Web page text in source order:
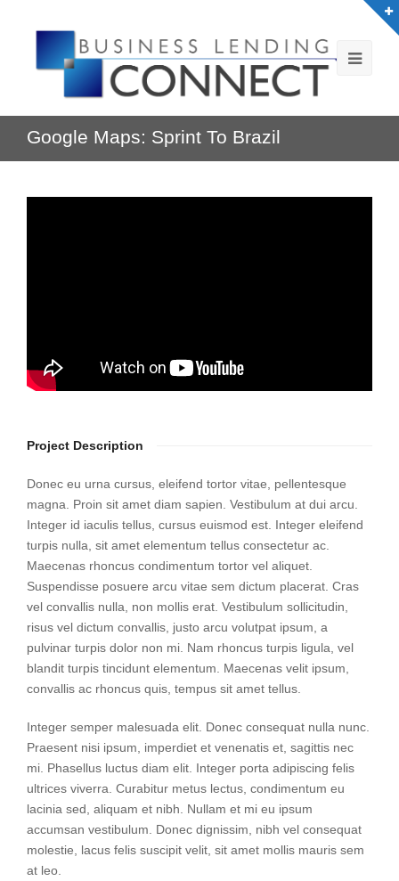
Google Maps: Sprint To Brazil
Project Description
Donec eu urna cursus, eleifend tortor vitae, pellentesque
magna. Proin sit amet diam sapien. Vestibulum at dui arcu.
Integer id iaculis tellus, cursus euismod est. Integer eleifend
turpis nulla, sit amet elementum tellus consectetur ac.
Maecenas rhoncus condimentum tortor vel aliquet.
Suspendisse posuere arcu vitae sem dictum placerat. Cras
vel convallis nulla, non mollis erat. Vestibulum sollicitudin,
risus vel dictum convallis, justo arcu volutpat ipsum, a
pulvinar turpis dolor non mi. Nam rhoncus turpis ligula, vel
blandit turpis tincidunt elementum. Maecenas velit ipsum,
convallis ac rhoncus quis, tempus sit amet tellus.
Integer semper malesuada elit. Donec consequat nulla nunc.
Praesent nisi ipsum, imperdiet et venenatis et, sagittis nec
mi. Phasellus luctus diam elit. Integer porta adipiscing felis
ultrices viverra. Curabitur metus lectus, condimentum eu
lacinia sed, aliquam et nibh. Nullam et mi eu ipsum
accumsan vestibulum. Donec dignissim, nibh vel consequat
molestie, lacus felis suscipit velit, sit amet mollis mauris sem
at leo.